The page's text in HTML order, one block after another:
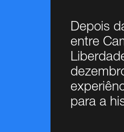
Depois
entre
para a